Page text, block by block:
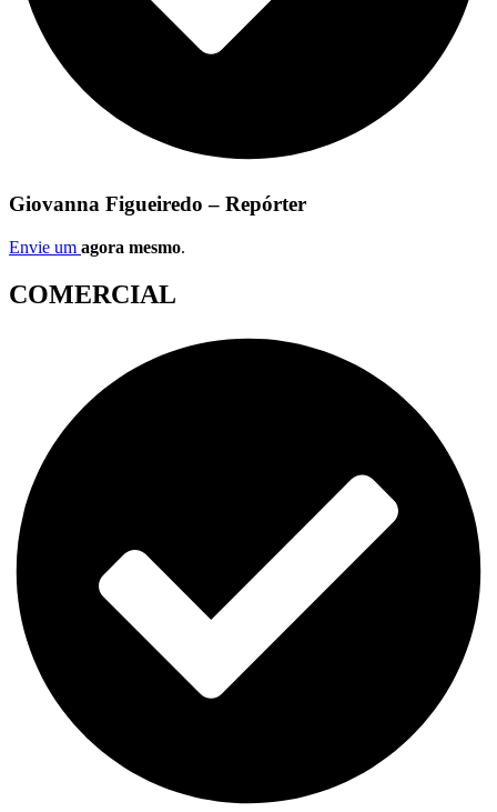
Giovanna Figueiredo – Repórter
Envie um agora mesmo.
COMERCIAL